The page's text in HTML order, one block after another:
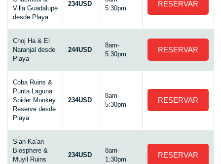
Villa Guadalupe
desde Playa
234USD
5:30pm
RESERVAR
Choj Ha & El
Naranjal desde
Playa
244USD
8am-
5:30pm
RESERVAR
Coba Ruins &
Punta Laguna
Spider Monkey
Reserve desde
Playa
234USD
8am-
5:30pm
RESERVAR
Sian Ka’an
Biosphere &
Muyil Ruins
234USD
8am-
1:30pm
RESERVAR